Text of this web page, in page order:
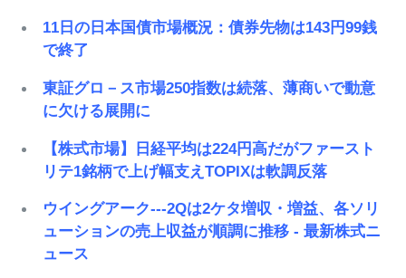
11日の日本国債市場概況：債券先物は143円99銭
で終了
東証グロ－ス市場250指数は続落、薄商いで動意
に欠ける展開に
【株式市場】日経平均は224円高だがファースト
リテ1銘柄で上げ幅支えTOPIXは軟調反落
ウイングアーク---2Qは2ケタ増収・増益、各ソリ
ューションの売上収益が順調に推移 - 最新株式ニ
ュース